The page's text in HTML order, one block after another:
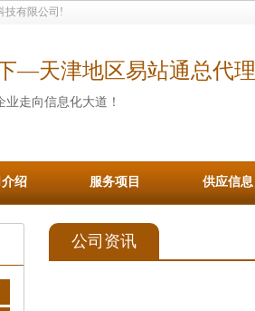
技有限公司!
—天津地区易站通总代理
业走向信息化大道！
绍 服务项目 供应信息
公司资讯